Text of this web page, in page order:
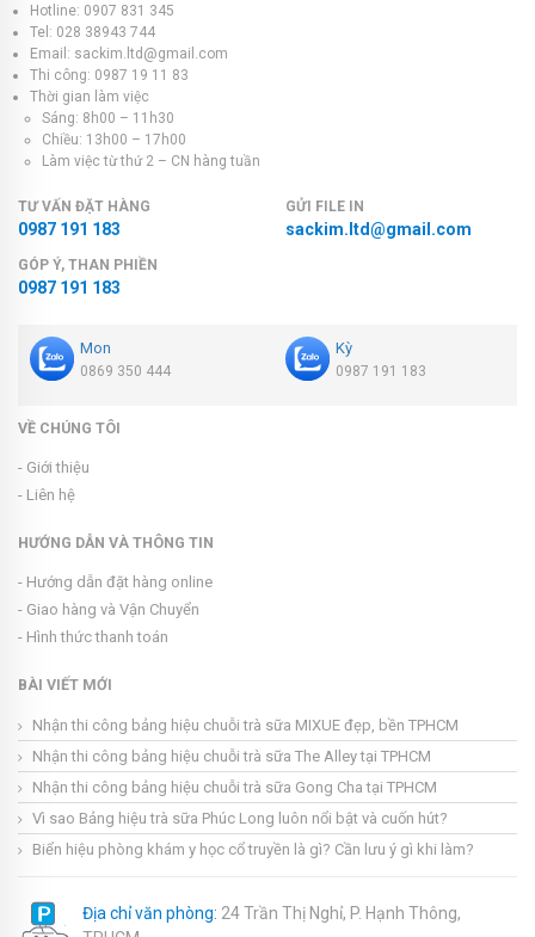
Hotline: 0907 831 345
Tel: 028 38943 744
Email: sackim.ltd@gmail.com
Thi công: 0987 19 11 83
Thời gian làm việc
Sáng: 8h00 – 11h30
Chiều: 13h00 – 17h00
Làm việc từ thứ 2 – CN hàng tuần
TƯ VẤN ĐẶT HÀNG
0987 191 183
GỬI FILE IN
sackim.ltd@gmail.com
GÓP Ý, THAN PHIỀN
0987 191 183
Mon
0869 350 444
Kỳ
0987 191 183
VỀ CHÚNG TÔI
- Giới thiệu
- Liên hệ
HƯỚNG DẪN VÀ THÔNG TIN
- Hướng dẫn đặt hàng online
- Giao hàng và Vận Chuyển
- Hình thức thanh toán
BÀI VIẾT MỚI
Nhận thi công bảng hiệu chuỗi trà sữa MIXUE đẹp, bền TPHCM
Nhận thi công bảng hiệu chuỗi trà sữa The Alley tại TPHCM
Nhận thi công bảng hiệu chuỗi trà sữa Gong Cha tại TPHCM
Vì sao Bảng hiệu trà sữa Phúc Long luôn nổi bật và cuốn hút?
Biển hiệu phòng khám y học cổ truyền là gì? Cần lưu ý gì khi làm?
Địa chỉ văn phòng: 24 Trần Thị Nghỉ, P. Hạnh Thông,